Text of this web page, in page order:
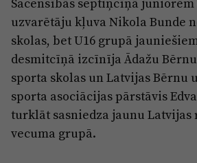
Jūrmala
Par
Ētikas
Sacensībās septiņcīņā juniorēm
uzvarētāju kļuva Nikola Bunde
skolas, bet U16 grupā
desmitcīņā izcīnīja Ādažu
sporta skolas un Latvijas Bērnu
sporta asociācijas pārstāvis
turklāt sasniedza jaunu Latvijas
vecuma grupā.